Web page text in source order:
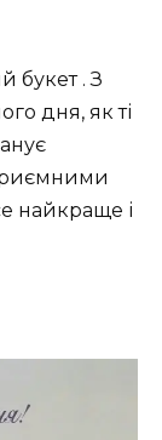
букет . З
дня, як ті
найкраще і